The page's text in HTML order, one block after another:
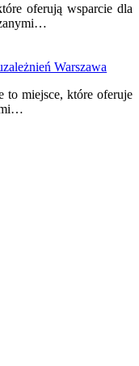
oferują wsparcie dla
Warszawa
to miejsce, które oferuje